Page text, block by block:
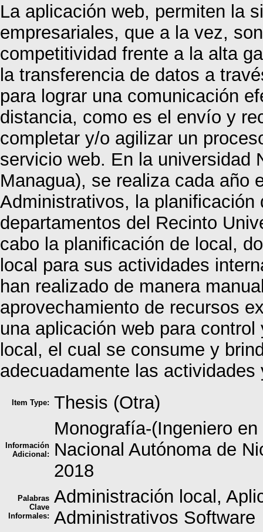
La aplicación web, permiten la
empresariales, que a la vez,
competitividad frente a la alta
la transferencia de datos a
para lograr una comunicación
distancia, como es el envío y
completar y/o agilizar un
servicio web. En la universidad
Managua), se realiza cada año
Administrativos, la
departamentos del Recinto
cabo la planificación de local,
local para sus actividades
han realizado de manera
aprovechamiento de recursos
una aplicación web para
local, el cual se consume y
adecuadamente las
Item Type: Thesis (Otra)
Información
Adicional:
Monografía-(Ingeniero
Nacional Autónoma de
2018
Palabras
Clave
Informales:
Administración local,
Administrativos Software